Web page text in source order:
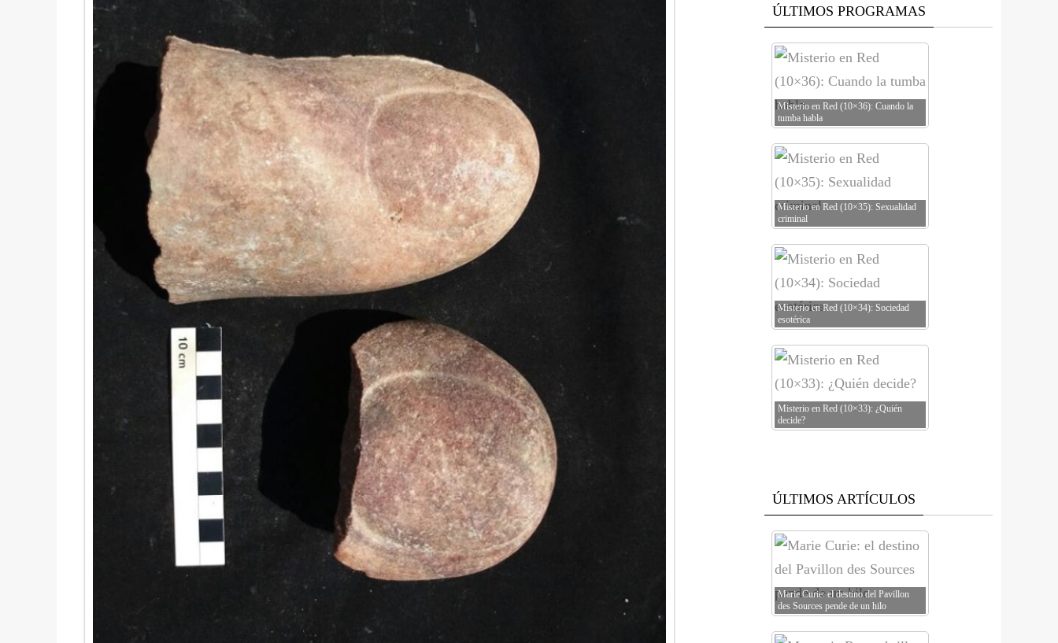
ÚLTIMOS PROGRAMAS
Misterio en Red (10×36): Cuando la
tumba habla
Misterio en Red (10×35): Sexualidad
criminal
Misterio en Red (10×34): Sociedad
esotérica
Misterio en Red (10×33): ¿Quién
decide?
ÚLTIMOS ARTÍCULOS
Marie Curie: el destino del Pavillon
des Sources pende de un hilo